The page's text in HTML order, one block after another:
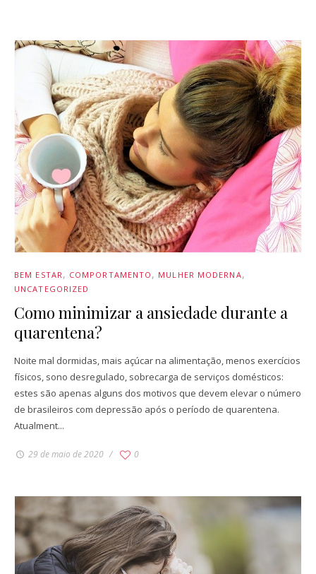
BEM ESTAR COMPORTAMENTO
MULHER MODERNA
UNCATEGORIZED
Como minimizar a ansiedade durante a
quarentena?
Noite mal dormidas, mais açúcar na alimentação, menos exercícios
físicos, sono desregulado, sobrecarga de serviços domésticos:
estes são apenas alguns dos motivos que devem elevar o número
de brasileiros com depressão após o período de quarentena.
Atualment...
29 de maio de 2020 0